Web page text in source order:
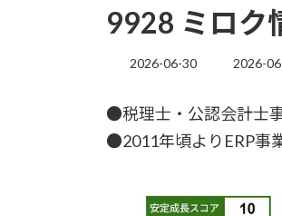
9928 ミロク
2026-06-30
最
新
時
2026-
●税理士・公認会計士
●2011年頃よりERP事